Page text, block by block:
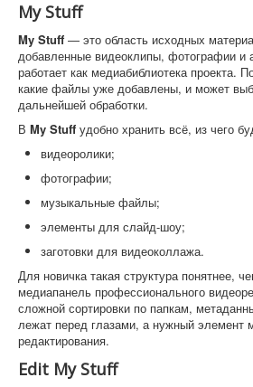
My Stuff
My Stuff — это область исходных
добавленные видеоклипы, фотографии и
работает как медиабиблиотека проекта.
какие файлы уже добавлены, и может
дальнейшей обработки.
В My Stuff удобно хранить всё, из чего
видеоролики;
фотографии;
музыкальные файлы;
элементы для слайд-шоу;
заготовки для видеоколлажа.
Для новичка такая структура понятнее,
медиапанель профессионального
сложной сортировки по папкам,
лежат перед глазами, а нужный элемент
редактирования.
Edit My Stuff